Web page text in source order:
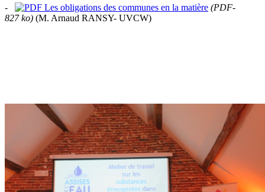
-
Les obligations des communes en la matière (PDF-
827 ko) (M. Arnaud RANSY- UVCW)